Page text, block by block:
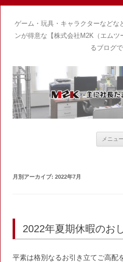
ゲーム・玩具・キャラクターなどな
ンが得意な【株式会社M2K（エム
るブログで
メニュー
月別アーカイブ: 2022年7月
2022年夏期休暇のお
平素は格別なるお引き立てご高配